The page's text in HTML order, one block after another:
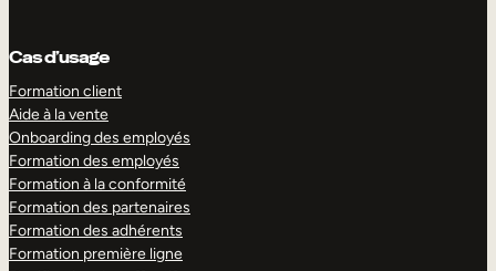
Cas d’usage
Formation client
Aide à la vente
Onboarding des employés
Formation des employés
Formation à la conformité
Formation des partenaires
Formation des adhérents
Formation première ligne